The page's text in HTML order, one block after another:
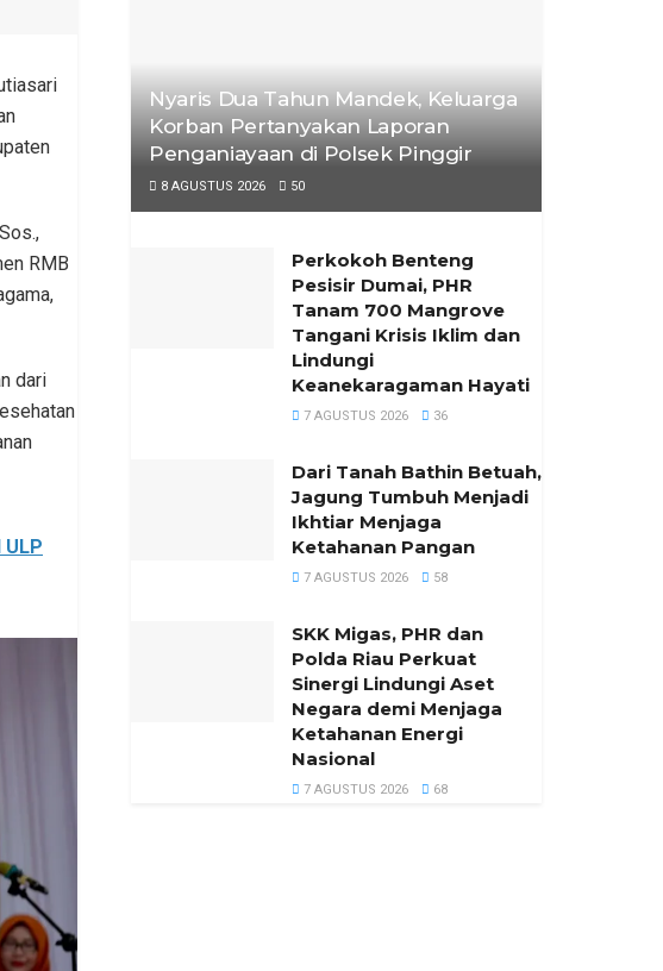
RMB
dari
Nyaris Dua Tahun Mandek, Keluarga
Korban Pertanyakan Laporan
Penganiayaan di Polsek Pinggir
8 AGUSTUS 2026 50
Perkokoh Benteng
Pesisir Dumai, PHR
Tanam 700 Mangrove
Tangani Krisis Iklim dan
Lindungi
Keanekaragaman Hayati
7 AGUSTUS 2026 36
Dari Tanah Bathin Betuah,
Jagung Tumbuh Menjadi
Ikhtiar Menjaga
Ketahanan Pangan
7 AGUSTUS 2026 58
SKK Migas, PHR dan
Polda Riau Perkuat
Sinergi Lindungi Aset
Negara demi Menjaga
Ketahanan Energi
Nasional
7 AGUSTUS 2026 68